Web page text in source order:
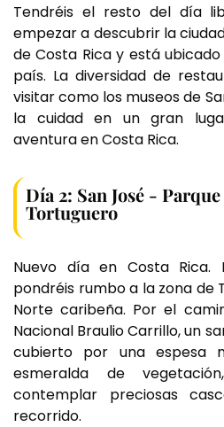
Tendréis el resto del día
empezar a descubrir la
de Costa Rica y está
país. La diversidad de
visitar como los museos de
la cuidad en un gran
aventura en Costa Rica.
Día 2: San José -
Tortuguero
Nuevo día en Costa Rica.
pondréis rumbo a la zona de
Norte caribeña. Por el
Nacional Braulio Carrillo, un
cubierto por una espesa
esmeralda de
contemplar preciosas
recorrido.